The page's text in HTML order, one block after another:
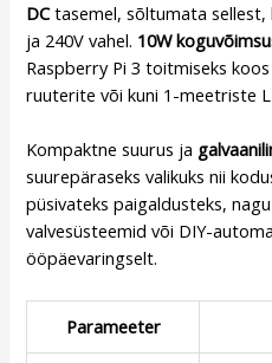
DCtasemel, sõltumata sellest,
ja 240V vahel. 10W
Raspberry Pi 3 toitmiseks
ruuterite või kuni 1-meetriste
Kompaktne suurus ja
suurepäraseks valikuks nii
püsivateks paigaldusteks,
valvesüsteemid või DIY-
ööpäevaringselt.
Parameeter